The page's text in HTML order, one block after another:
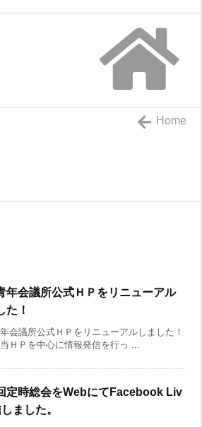
Home
年会議所公式ＨＰをリニューアル
た！
会議所公式ＨＰをリニューアルしました！
ＨＰを中心に情報発信を行っ ...
定時総会をWebにてFacebook Liv
ました。